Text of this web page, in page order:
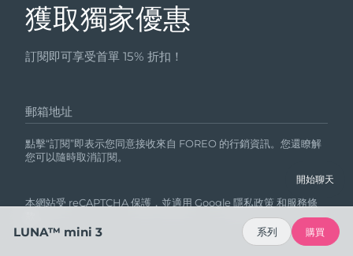
獲取獨家優惠
訂閱即可享受首單 15% 折扣！
郵箱地址
點擊“訂閱”即表示您同意接收來自 FOREO 的行銷資訊。您還瞭解
您可以隨時取消訂閱。
本網站受 reCAPTCHA 保護，並適用 Google隱私政策 和服務條
開始聊天
LUNA™ mini 3 系列 購買